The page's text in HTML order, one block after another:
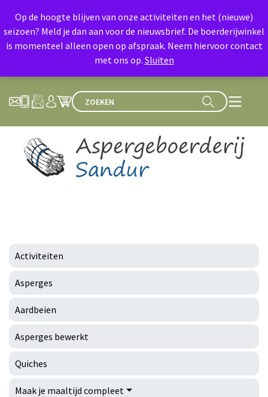
Activiteiten
Asperges
Aardbeien
Asperges bewerkt
Quiches
Maak je maaltijd compleet
Op de hoogte blijven van onze activiteiten en het (nieuwe)
seizoen? Meld je dan aan voor de nieuwsbrief. De boerderijwinkel
is momenteel alleen open op afspraak. Neem hiervoor contact
met ons op. Sluiten